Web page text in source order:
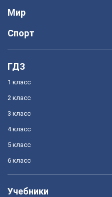
Мир
Спорт
ГДЗ
1 класс
2 класс
3 класс
4 класс
5 класс
6 класс
Учебники